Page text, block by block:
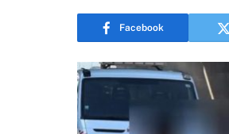
Facebook